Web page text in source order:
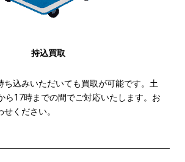
持込買取
ち込みいただいても買取が可能です。土
ら17時までの間でご対応いたします。お
ください。